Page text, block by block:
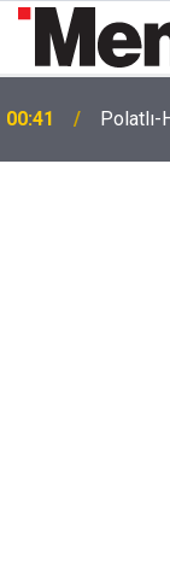
00:41 Polatlı-